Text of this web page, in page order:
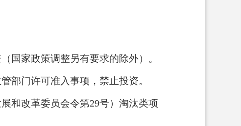
国家政策调整另有要求的除外）。
部门许可准入事项，禁止投资。
和改革委员会令第29号）淘汰类项